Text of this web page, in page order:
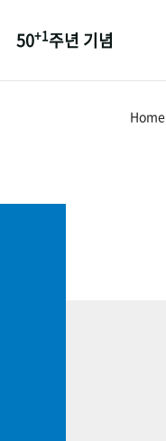
50+1주년 기념
Home